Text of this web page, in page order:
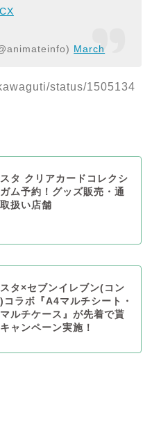
March
status/1505134
タ クリアカードコレクシ
ム予約！グッズ販売・通
扱い店舗
タ×セブンイレブン(コン
コラボ『A4マルチシート・
ルチケース』が先着で貰
ャンペーン実施！